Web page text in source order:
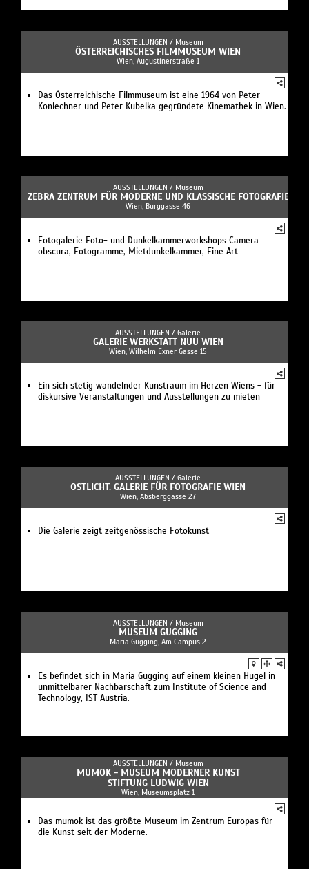
AUSSTELLUNGEN / Museum
ÖSTERREICHISCHES FILMMUSEUM WIEN
Wien, Augustinerstraße 1
Das Österreichische Filmmuseum ist eine 1964 von Peter
Konlechner und Peter Kubelka gegründete Kinemathek in Wien.
AUSSTELLUNGEN / Museum
ZEBRA ZENTRUM FÜR MODERNE UND KLASSISCHE FOTOGRAFIE
Wien, Burggasse 46
Fotogalerie Foto- und Dunkelkammerworkshops Camera
obscura, Fotogramme, Mietdunkelkammer, Fine Art
AUSSTELLUNGEN / Galerie
GALERIE WERKSTATT NUU WIEN
Wien, Wilhelm Exner Gasse 15
Ein sich stetig wandelnder Kunstraum im Herzen Wiens - für
diskursive Veranstaltungen und Ausstellungen zu mieten
AUSSTELLUNGEN / Galerie
OSTLICHT. GALERIE FÜR FOTOGRAFIE WIEN
Wien, Absberggasse 27
Die Galerie zeigt zeitgenössische Fotokunst
AUSSTELLUNGEN / Museum
MUSEUM GUGGING
Maria Gugging, Am Campus 2
Es befindet sich in Maria Gugging auf einem kleinen Hügel in
unmittelbarer Nachbarschaft zum Institute of Science and
Technology, IST Austria.
AUSSTELLUNGEN / Museum
MUMOK - MUSEUM MODERNER KUNST
STIFTUNG LUDWIG WIEN
Wien, Museumsplatz 1
Das mumok ist das größte Museum im Zentrum Europas für
die Kunst seit der Moderne.